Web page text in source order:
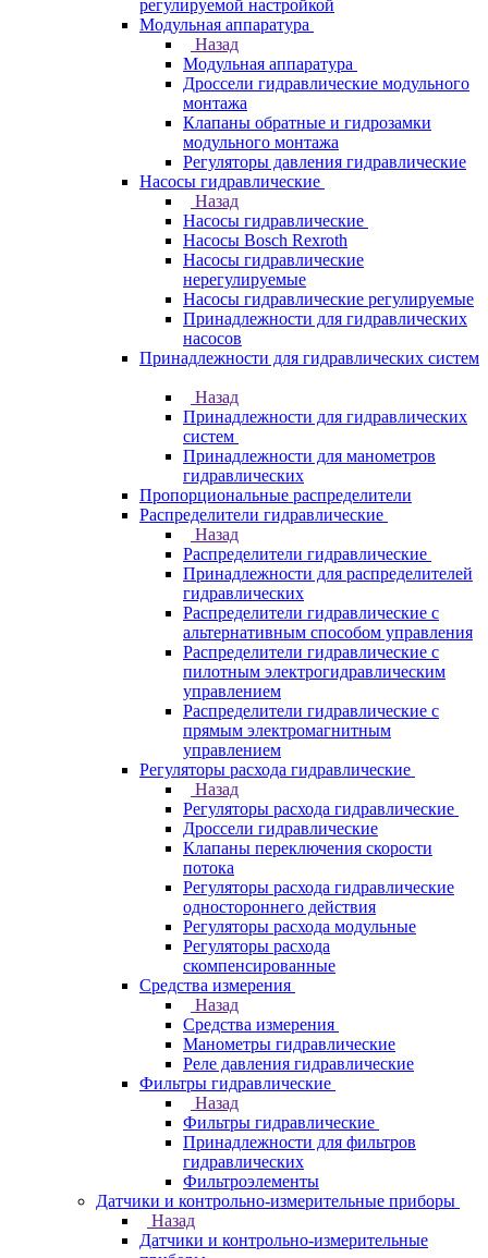
регулируемой настройкой
Модульная аппаратура
Назад
Модульная аппаратура
Дроссели гидравлические модульного
монтажа
Клапаны обратные и гидрозамки
модульного монтажа
Регуляторы давления гидравлические
Насосы гидравлические
Назад
Насосы гидравлические
Насосы Bosch Rexroth
Насосы гидравлические
нерегулируемые
Насосы гидравлические регулируемые
Принадлежности для гидравлических
насосов
Принадлежности для гидравлических систем
Назад
Принадлежности для гидравлических
систем
Принадлежности для манометров
гидравлических
Пропорциональные распределители
Распределители гидравлические
Назад
Распределители гидравлические
Принадлежности для распределителей
гидравлических
Распределители гидравлические с
альтернативным способом управления
Распределители гидравлические с
пилотным электрогидравлическим
управлением
Распределители гидравлические с
прямым электромагнитным
управлением
Регуляторы расхода гидравлические
Назад
Регуляторы расхода гидравлические
Дроссели гидравлические
Клапаны переключения скорости
потока
Регуляторы расхода гидравлические
одностороннего действия
Регуляторы расхода модульные
Регуляторы расхода
скомпенсированные
Средства измерения
Назад
Средства измерения
Манометры гидравлические
Реле давления гидравлические
Фильтры гидравлические
Назад
Фильтры гидравлические
Принадлежности для фильтров
гидравлических
Фильтроэлементы
Датчики и контрольно-измерительные приборы
Назад
Датчики и контрольно-измерительные